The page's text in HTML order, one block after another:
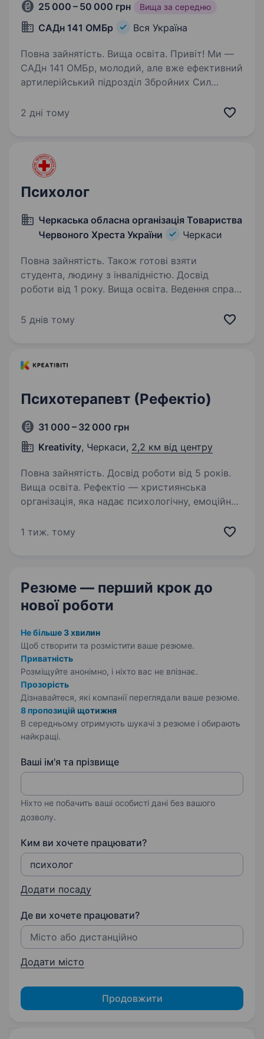
25 000 – 50 000 грн Вища за середню
САДн 141 ОМБр Вся Україна
Повна зайнятість. Вища освіта. Привіт! Ми —
САДн 141 ОМБр, молодий, але вже ефективний
артилерійський підрозділ Збройних Сил
найсучаснішими методами, підтримуючи один
2 дні тому
Психолог
Черкаська обласна організація Товариства
Червоного Хреста України
Черкаси
Повна зайнятість. Також готові взяти
студента, людину з інвалідністю. Досвід
роботи від 1 року. Вища освіта. Ведення справ
допомоги (ППД) та підтримки (в
бенефіціарів і створення індивідуального
5 днів тому
Психотерапевт (Рефектіо)
31 000 – 32 000 грн
Kreativity, Черкаси, 2,2 км від центру
Повна зайнятість. Досвід роботи від 5 років.
Вища освіта. Рефектіо — християнська
організація, яка надає психологічну, емоційну
допомоги. Ми проводимо групи підтримки для
1 тиж. тому
Резюме — перший крок до
нової роботи
Не більше 3 хвилин
Щоб створити та розмістити ваше резюме.
Приватність
Розміщуйте анонімно, і ніхто вас не впізнає.
Прозорість
Дізнавайтеся, які компанії переглядали ваше резюме.
8 пропозицій щотижня
В середньому отримують шукачі з резюме і обирають
найкращі.
Ваші ім'я та прізвище
Ніхто не побачить ваші особисті дані без вашого
дозволу.
Ким ви хочете працювати?
Додати посаду
Де ви хочете працювати?
Додати місто
Продовжити